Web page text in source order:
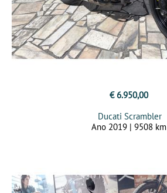
€ 6.950,00
Ducati Scrambler
Ano 2019 | 9508 km